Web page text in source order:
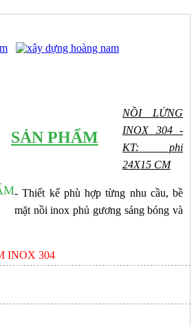
SẢN PHẨM
INOX 304
NỒI LỬNG
INOX 304 -
KT: phi
24X15 CM
- Thiết kế phù hợp từng nhu cầu, bề
mặt nồi inox phủ gương sáng bóng và